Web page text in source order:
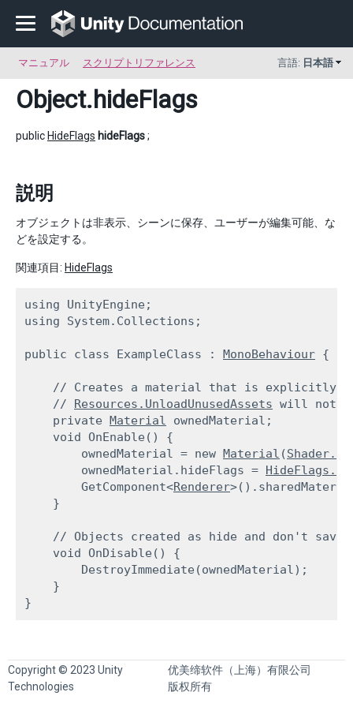
マニュアル スクリプトリファレンス 言語: 日本語
Object.hideFlags
public HideFlags hideFlags;
説明
オブジェクトは非表示、シーンに保存、ユーザーが編集可能、な
どを設定する。
関連項目: HideFlags
using UnityEngine;
using System.Collections;
public class ExampleClass : MonoBehaviour {
// Creates a material that is explicitly
    //
Resources.UnloadUnusedAssets will not
    private
Material ownedMaterial;
    void OnEnable() {
        ownedMaterial = new
Material (
        ownedMaterial.hideFlags =
        GetComponent<
Renderer
    }
// Objects created as hide and don't
    void OnDisable() {
        DestroyImmediate(ownedMaterial);
    }
Copyright © 2023 Unity
Technologies
优美缔软件（上海）有限公司
版权所有